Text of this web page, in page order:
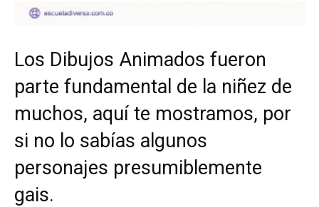
Los Dibujos Animados fueron
parte fundamental de la niñez de
muchos, aquí te mostramos, por
si no lo sabías algunos
personajes presumiblemente
gais.